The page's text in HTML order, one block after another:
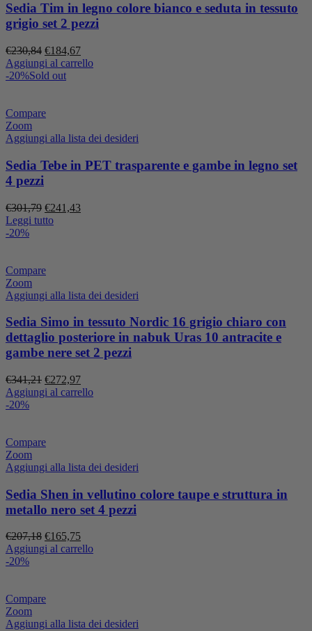
Sedia Tim in legno colore bianco e seduta in tessuto
grigio set 2 pezzi
€230,84 Il
prezzo
originale
€184,67Il
prezzo
Aggiungi al carrello
-20%Sold out
Compare
Zoom
Aggiungi alla lista dei desideri
Sedia Tebe in PET trasparente e gambe in legno set
4 pezzi
€301,79 Il
prezzo
€241,43Il
Leggi tutto
-20%
Compare
Zoom
Aggiungi alla lista dei desideri
Sedia Simo in tessuto Nordic 16 grigio chiaro con
dettaglio posteriore in nabuk Uras 10 antracite e
gambe nere set 2 pezzi
€341,21 Il
prezzo
€272,97Il
prezzo
Aggiungi al carrello
-20%
Compare
Zoom
Aggiungi alla lista dei desideri
Sedia Shen in vellutino colore taupe e struttura in
metallo nero set 4 pezzi
€207,18 Il
prezzo
€165,75Il
prezzo
Aggiungi al carrello
-20%
Compare
Zoom
Aggiungi alla lista dei desideri